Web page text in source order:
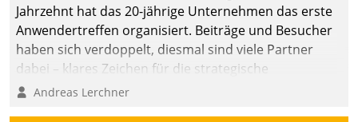
Jahrzehnt hat das 20-jährige Unternehmen das erste
Anwendertreffen organisiert. Beiträge und Besucher
haben sich verdoppelt, diesmal sind viele Partner
dabei – klares Zeichen für die strategische
Fokussierung auf den Kunden.
Andreas Lerchner